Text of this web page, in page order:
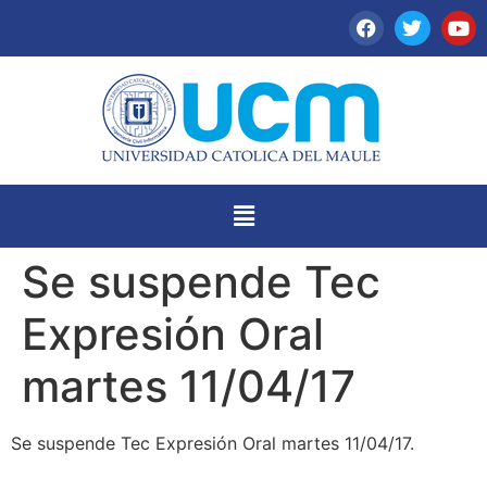
Se suspende Tec
Expresión Oral
martes 11/04/17
Se suspende Tec Expresión Oral martes 11/04/17.